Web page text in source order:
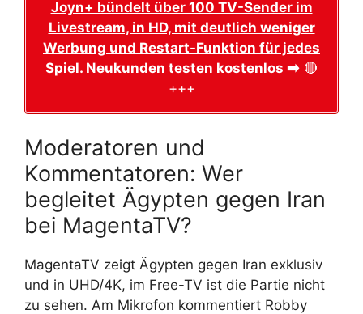
Joyn+ bündelt über 100 TV-Sender im
Livestream, in HD, mit deutlich weniger
Werbung und Restart-Funktion für jedes
Spiel. Neukunden testen kostenlos ➡️ 🔴
+++
Moderatoren und
Kommentatoren: Wer
begleitet Ägypten gegen Iran
bei MagentaTV?
MagentaTV zeigt Ägypten gegen Iran exklusiv
und in UHD/4K, im Free-TV ist die Partie nicht
zu sehen. Am Mikrofon kommentiert Robby